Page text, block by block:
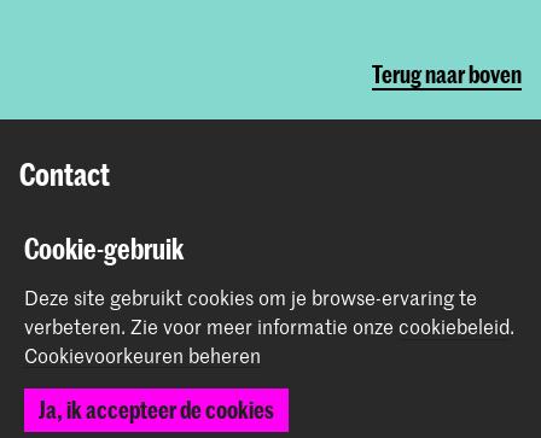
Terug naar boven
Contact
Prinsessegracht 4
2514 AN Den Haag
+31 (0) 70 315 47 77
communication@kabk.nl
Graduation Show 2026
Start je aanmelding hier
Cookie-gebruik
Deze site gebruikt cookies om je browse-ervaring te
verbeteren. Zie voor meer informatie onze cookiebeleid.
Cookievoorkeuren beheren
Ja, ik accepteer de cookies